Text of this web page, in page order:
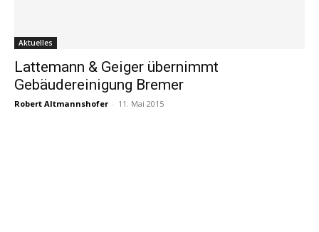
Aktuelles
Lattemann & Geiger übernimmt
Gebäudereinigung Bremer
Robert Altmannshofer - 11. Mai 2015